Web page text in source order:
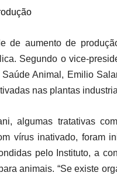
de aumento de
Segundo o vice-
Saúde Animal, Emilio
nas plantas
algumas tratativas
vírus inativado, foram
pelo Instituto, a
animais. “Se existe